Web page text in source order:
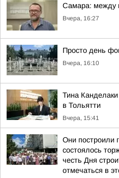
Самара: между
Вчера, 16:27
Просто день
Вчера, 16:10
Тина
в Тольятти
Вчера, 15:41
Они построили
состоялось
честь Дня
отмечаться в